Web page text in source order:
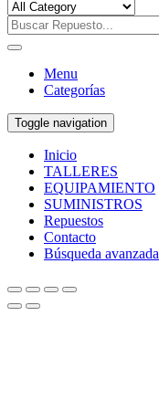
Menu
Categorías
Toggle navigation
Inicio
TALLERES
EQUIPAMIENTO
SUMINISTROS
Repuestos
Contacto
Búsqueda avanzada